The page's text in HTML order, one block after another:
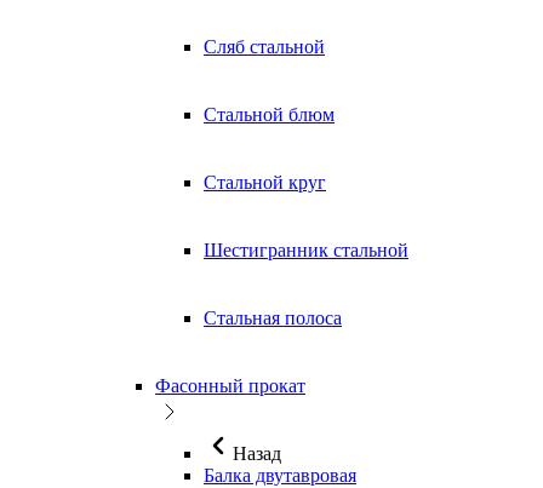
Сляб стальной
Стальной блюм
Стальной круг
Шестигранник стальной
Стальная полоса
Фасонный прокат
Назад
Балка двутавровая